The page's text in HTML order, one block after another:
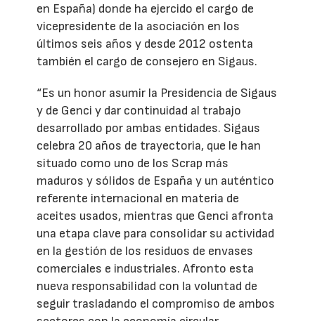
en España) donde ha ejercido el cargo de
vicepresidente de la asociación en los
últimos seis años y desde 2012 ostenta
también el cargo de consejero en Sigaus.
“Es un honor asumir la Presidencia de Sigaus
y de Genci y dar continuidad al trabajo
desarrollado por ambas entidades. Sigaus
celebra 20 años de trayectoria, que le han
situado como uno de los Scrap más
maduros y sólidos de España y un auténtico
referente internacional en materia de
aceites usados, mientras que Genci afronta
una etapa clave para consolidar su actividad
en la gestión de los residuos de envases
comerciales e industriales. Afronto esta
nueva responsabilidad con la voluntad de
seguir trasladando el compromiso de ambos